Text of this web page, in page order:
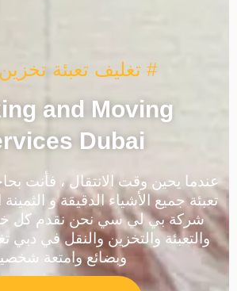
# تغليف تعبئة
and Moving
Dubai
عندما يحين وقت الانتقال ، فأنت
تعبئة جميع الأشياء الدقيقة و
شركة بي لي سي نحن نقدم كل
والتعبئة والتخزين والنقل في دبي
وبضائع وامتعة